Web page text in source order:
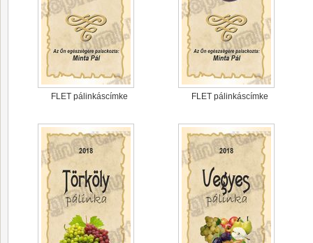
FLET pálinkáscímke FLET pálinkáscímke